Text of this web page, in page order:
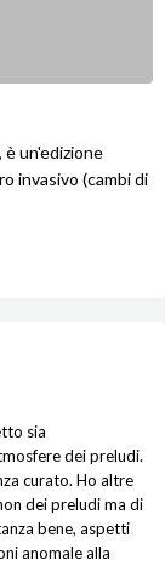
un'edizione
invasivo (cambi di
sia
dei preludi.
curato. Ho altre
dei preludi ma di
bene, aspetti
anomale alla